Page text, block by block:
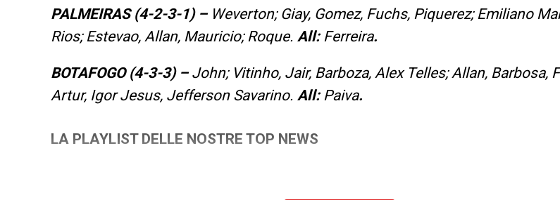
PALMEIRAS (4-2-3-1) – Weverton; Giay, Gomez, Fuchs, Piquerez; Emiliano
Rios; Estevao, Allan, Mauricio; Roque. All: Ferreira.
BOTAFOGO (4-3-3) –John; Vitinho, Jair, Barboza, Alex Telles; Allan, Barbosa,
Artur, Igor Jesus, Jefferson Savarino. All: Paiva.
LA PLAYLIST DELLE NOSTRE TOP NEWS